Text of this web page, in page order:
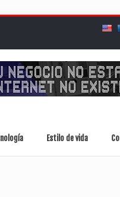
Estilo de vida